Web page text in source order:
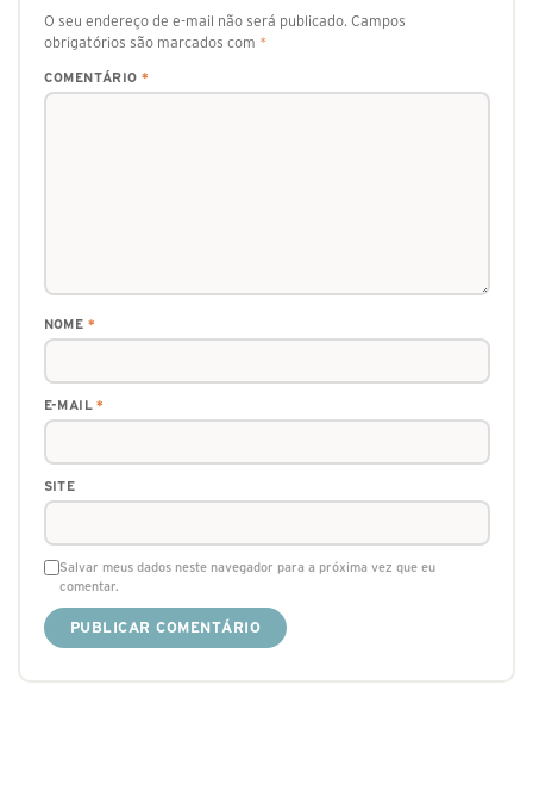
O seu endereço de e-mail não será publicado. Campos
obrigatórios são marcados com *
COMENTÁRIO *
NOME *
E-MAIL*
SITE
Salvar meus dados neste navegador para a próxima vez que eu
comentar.